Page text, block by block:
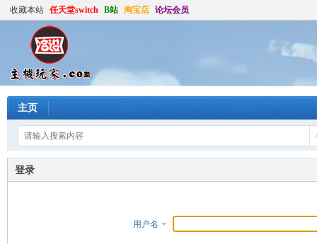
收藏本站 任天堂switch B站 淘宝店 论坛会员
主页
登录
用户名